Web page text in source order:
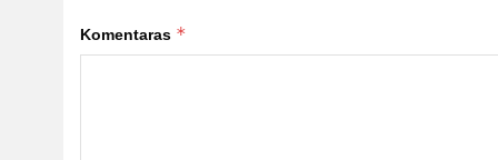
Komentaras *